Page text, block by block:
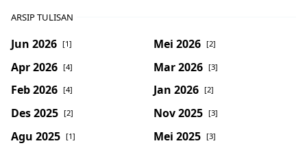
ARSIP TULISAN
Jun 2026 [1] Mei 2026 [2]
Apr 2026 [4] Mar 2026 [3]
Feb 2026 [4] Jan 2026 [2]
Des 2025 [2] Nov 2025 [3]
Agu 2025 [1] Mei 2025 [3]